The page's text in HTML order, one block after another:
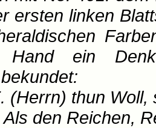
ersten linken
Hand ein
(Herrn) thun Woll,
den Reichen,